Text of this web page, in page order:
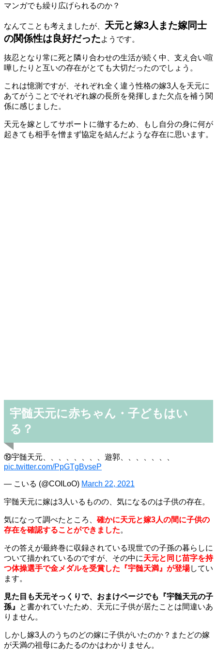
マンガでも繰り広げられるのか？
なんてことも考えましたが、 天元と嫁3人また嫁同士
の関係性は良好だったようです。
抜忍となり常に死と隣り合わせの生活が続く中、支え合い喧
嘩したりと互いの存在がとても大切だったのでしょう。
これは憶測ですが、それぞれ全く違う性格の嫁3人を天元に
あてがうことでそれぞれ嫁の長所を発揮しまた欠点を補う関
係に感じました。
天元を嫁としてサポートに徹するため、もし自分の身に何が
起きても相手を憎まず協定を結んだような存在に思います。
宇髄天元に赤ちゃん・子どもはい
る？
⑲宇髄天元、、、、、、、、遊郭、、、、、、、
pic.twitter.com/PpGTgBvseP
— こいる (@COILoO) March 22, 2021
宇髄天元に嫁は3人いるものの、気になるのは子供の存在。
気になって調べたところ、 確かに天元と嫁3人の間に子供の
存在を確認することができました。
その答えが最終巻に収録されている現世での子孫の暮らしに
ついて描かれているのですが、その中に天元と同じ苗字を持
つ体操選手で金メダルを受賞した『宇髄天満』が登場してい
ます。
見た目も天元そっくりで、おまけページでも『宇髄天元の子
孫』
と書かれていたため、天元に子供が居たことは間違いあ
りません。
しかし嫁3人のうちのどの嫁に子供がいたのか？またどの嫁
が天満の祖母にあたるのかはわかりません。